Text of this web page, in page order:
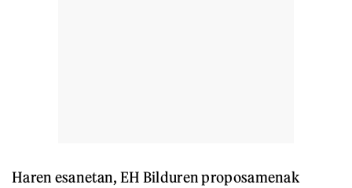
Haren esanetan, EH Bilduren proposamenak